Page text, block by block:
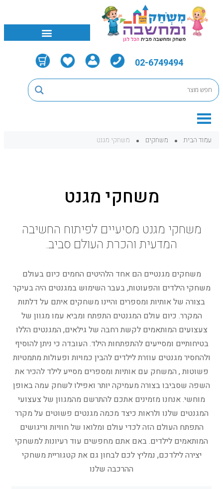
02-6749494
עמוד הבית משחקים משחקי מגנט
משחקי מגנט
משחקי מגנט מסיעיים לפיתוח החשיבה
המדעית והכרת העולם סביב.
משחקים מגנטיים הם אחד הלהיטים החמים כיום בעולם
משחקי הילדים והפעוטות, בעבר השימוש במגנטים היה בעיקר
בצורה של אותיות ומספרים והיינו משחקים איתם על דלתות
המקרר. כיום עולם המגנטים התפתח ומביא עמו מגוון של
צעצועים המותאמים לקשת רחבה של גילאים, המגנטים הללו
בטיחותיים ומסייעים להתפתחות הילד. העובדה כי ניתן להוסיף
ולהחסיר מגנטים עוזרת לילדים להבין כמויות ופעולות מתמטיות
פשוטות , המשחק עם אותיות ומספרים מסייע לילד להכיר את
השפה שסביבו בצורה מעמיקה יותר ואפילו לשחק עמה באופן
מוחשי. אנחנו מזמינים אתכם להתרשם מהמגוון של צעצועי
המגנטים שלנו ולראות כיצד מכמה מגנטים פשוטים על מקרר
התפתח העולם הזה לכדי עולם ומלואו של חוויות וריגושים
המותאמים לילדים. באם אתם מחפשים עוד רעיונות למשחקי
יצירה לילדכם, נמליץ לכם לבחון גם את קטגוריית משחקי
ההרכבה שלנו